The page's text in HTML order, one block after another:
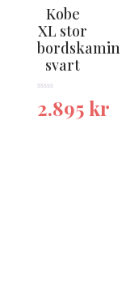
Kobe
XL stor
bordskamin
svart
2.895kr